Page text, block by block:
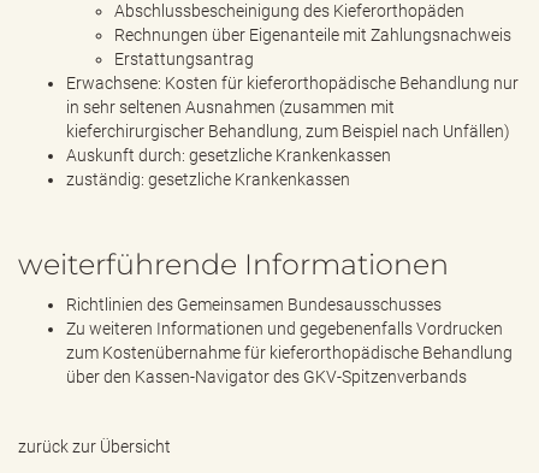
Abschlussbescheinigung des Kieferorthopäden
Rechnungen über Eigenanteile mit Zahlungsnachweis
Erstattungsantrag
Erwachsene: Kosten für kieferorthopädische Behandlung nur
in sehr seltenen Ausnahmen (zusammen mit
kieferchirurgischer Behandlung, zum Beispiel nach Unfällen)
Auskunft durch: gesetzliche Krankenkassen
zuständig: gesetzliche Krankenkassen
weiterführende Informationen
Richtlinien des Gemeinsamen Bundesausschusses
Zu weiteren Informationen und gegebenenfalls Vordrucken
zum Kostenübernahme für kieferorthopädische Behandlung
über den Kassen-Navigator des GKV-Spitzenverbands
zurück zur Übersicht